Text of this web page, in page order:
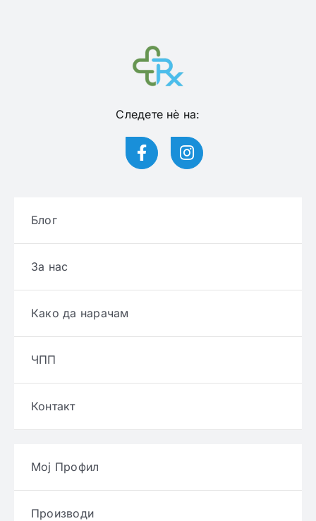
Следете нѐ на:
Блог
За нас
Како да нарачам
ЧПП
Контакт
Мој Профил
Производи